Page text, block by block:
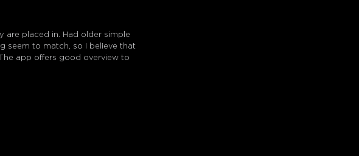
are placed in. Had older simple
seem to match, so I believe that
app offers good overview to